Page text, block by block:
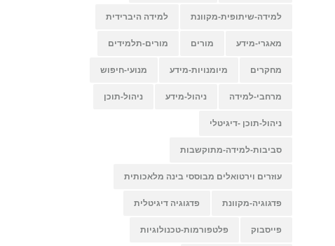
למידה-שיתופית-מקוונת למידה היברידית
מאגרי-מידע מורים מורים-תלמידים
מחקרים מיומנויות-מידע מנועי-חיפוש
מרחבי-למידה ניהול-מידע ניהול-תוכן
ניהול-תוכן -דיגיטלי
סביבות-למידה-מתוקשבות
עוזרים וירטואלים מבוססי בינה מלאכותית
פדגוגיה-מקוונת פדגוגיה דיגיטלית
פייסבוק פלטפורמות-טכנולוגיות